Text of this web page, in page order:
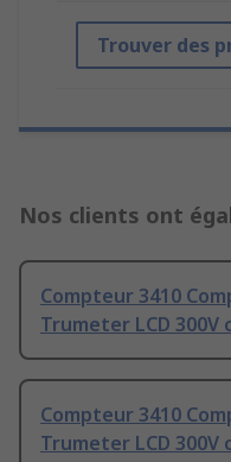
Trouver des
Nos clients ont
Compteur 3410
Trumeter LCD 300V
Compteur 3410
Trumeter LCD 300V